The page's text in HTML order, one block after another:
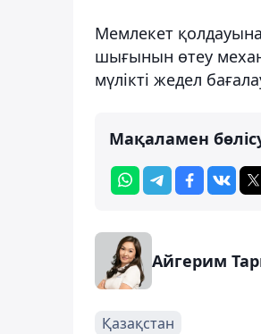
Мемлекет
шығынын өтеу
мүлікті жедел
Мақаламен
Айгерим
Қазақстан